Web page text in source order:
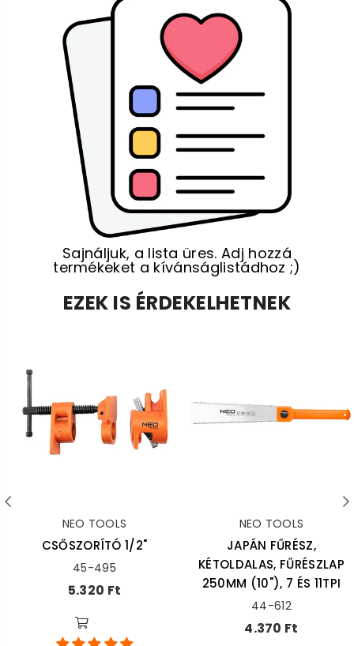
Sajnáljuk, a lista üres. Adj hozzá
termékeket a kívánságlistádhoz ;)
EZEK IS ÉRDEKELHETNEK
NEO TOOLS
CSŐSZORÍTÓ 1/2"
45-495
Ár
5.320 Ft
NEO TOOLS
JAPÁN FŰRÉSZ,
KÉTOLDALAS, FŰRÉSZLAP
250MM (10"), 7 ÉS 11TPI
44-612
Ár
4.370 Ft